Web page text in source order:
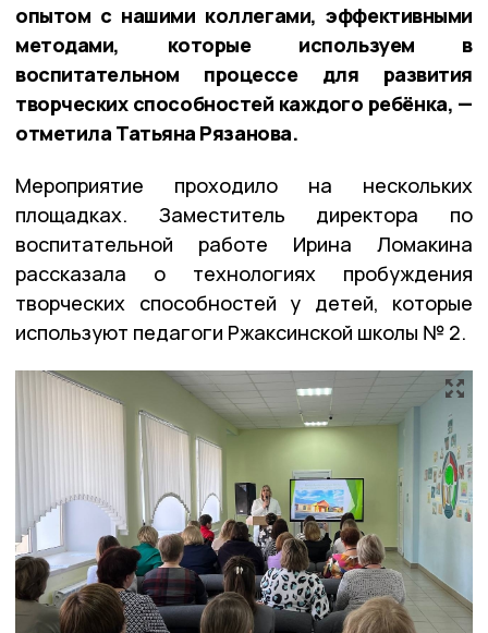
опытом с нашими коллегами, эффективными
методами, которые используем в
воспитательном процессе для развития
творческих способностей каждого ребёнка, —
отметила Татьяна Рязанова.
Мероприятие проходило на нескольких
площадках. Заместитель директора по
воспитательной работе Ирина Ломакина
рассказала о технологиях пробуждения
творческих способностей у детей, которые
используют педагоги Ржаксинской школы № 2.